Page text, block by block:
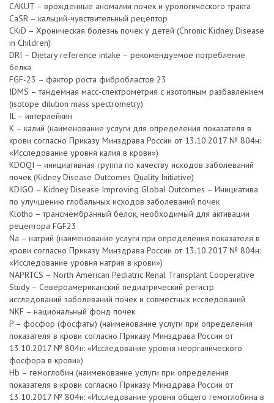
CAKUT – врожденные аномалии почек и урологического тракта
CaSR – кальций-чувствительный рецептор
CKiD – Хроническая болезнь почек у детей (Chronic Kidney Disease
in Children)
DRI – Dietary reference intake – рекомендуемое потребление
белка
FGF-23 – фактор роста фибробластов 23
IDMS – тандемная масс-спектрометрия с изотопным разбавлением
(isotope dilution mass spectrometry)
IL – интерлейкин
К – калий (наименование услуги для определения показателя в
крови согласно Приказу Минздрава России от 13.10.2017 № 804н:
«Исследование уровня калия в крови»)
KDOQI – инициативная группа по качеству исходов заболеваний
почек (Kidney Disease Outcomes Quality Initiative)
KDIGO – Kidney Disease Improving Global Outcomes – Инициатива
по улучшению глобальных исходов заболеваний почек
Klotho – трансмембранный белок, необходимый для активации
рецептора FGF23
Na – натрий (наименование услуги при определения показателя в
крови согласно Приказу Минздрава России от 13.10.2017 № 804н:
«Исследование уровня натрия в крови»)
NAPRTCS – North American Pediatric Renal Transplant Cooperative
Study – Североамериканский педиатрический регистр
исследований заболеваний почек и совместных исследований
NKF – национальный фонд почек
P – фосфор (фосфаты) (наименование услуги при определения
показателя в крови согласно Приказу Минздрава России от
13.10.2017 № 804н: «Исследование уровня неорганического
фосфора в крови»)
Hb – гемоглобин (наименование услуги при определения
показателя в крови согласно Приказу Минздрава России от
13.10.2017 № 804н: «Исследование уровня общего гемоглобина в